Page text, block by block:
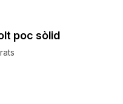
poc sòlid